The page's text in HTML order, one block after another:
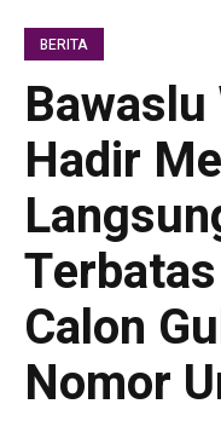
BERITA
Bawaslu
Hadir
Calon
Nomor